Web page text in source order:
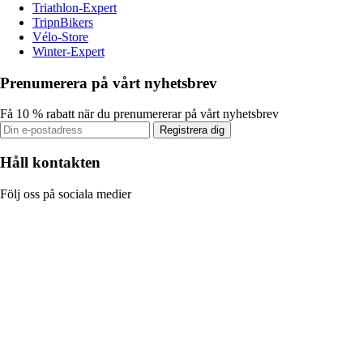
Triathlon-Expert
TripnBikers
Vélo-Store
Winter-Expert
Prenumerera på vårt nyhetsbrev
Få 10 % rabatt när du prenumererar på vårt nyhetsbrev
Registrera dig
Håll kontakten
Följ oss på sociala medier